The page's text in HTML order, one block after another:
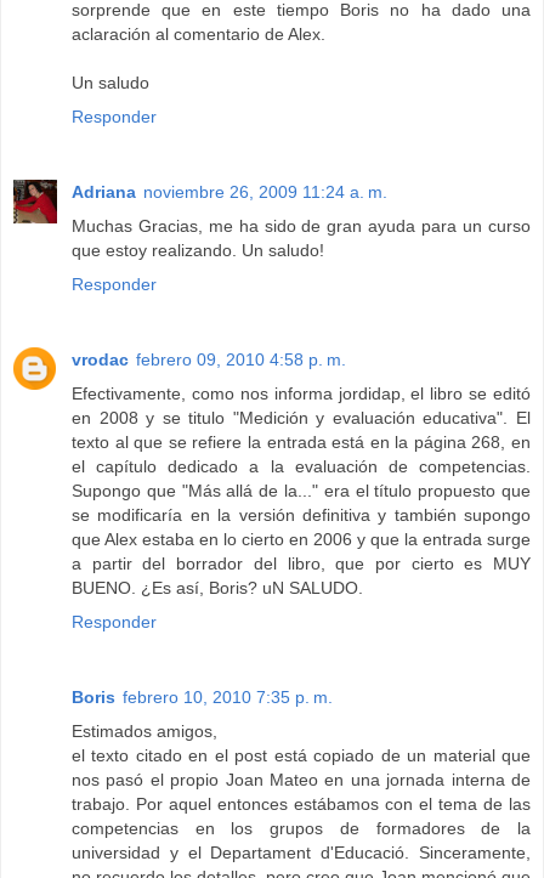
sorprende que en este tiempo Boris no ha dado una
aclaración al comentario de Alex.
Un saludo
Responder
Adriana noviembre 26, 2009 11:24 a. m.
Muchas Gracias, me ha sido de gran ayuda para un curso
que estoy realizando. Un saludo!
Responder
vrodac febrero 09, 2010 4:58 p. m.
Efectivamente, como nos informa jordidap, el libro se editó
en 2008 y se titulo "Medición y evaluación educativa". El
texto al que se refiere la entrada está en la página 268, en
el capítulo dedicado a la evaluación de competencias.
Supongo que "Más allá de la..." era el título propuesto que
se modificaría en la versión definitiva y también supongo
que Alex estaba en lo cierto en 2006 y que la entrada surge
a partir del borrador del libro, que por cierto es MUY
BUENO. ¿Es así, Boris? uN SALUDO.
Responder
Boris febrero 10, 2010 7:35 p. m.
Estimados amigos,
el texto citado en el post está copiado de un material que
nos pasó el propio Joan Mateo en una jornada interna de
trabajo. Por aquel entonces estábamos con el tema de las
competencias en los grupos de formadores de la
universidad y el Departament d'Educació. Sinceramente,